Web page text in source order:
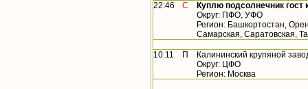
22:46 С
Куплю подсолнечник гост
Округ: ПФО, УФО
Регион: Башкортостан,
Самарская, Саратовская,
10:11 П
Калининский крупяной
Округ: ЦФО
Регион: Москва